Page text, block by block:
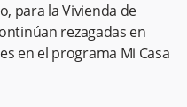
para la Vivienda de
rezagadas en
en el programa Mi Casa